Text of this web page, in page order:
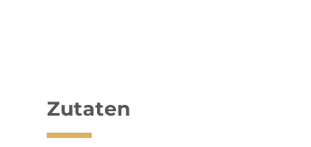
Zutaten